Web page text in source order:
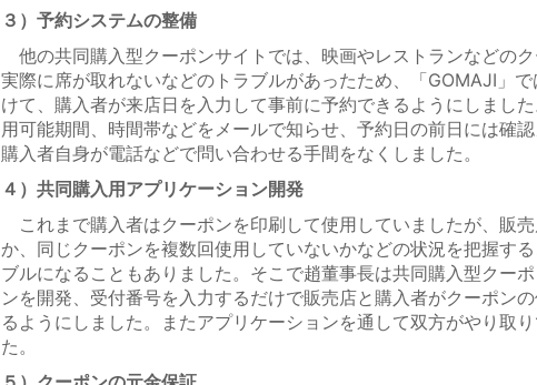
３）予約システムの整備
他の共同購入型クーポンサイトでは、映画やレストランなどの
実際に席が取れないなどのトラブルがあったため、「GOMAJI」
けて、購入者が来店日を入力して事前に予約できるようにしまし
用可能期間、時間帯などをメールで知らせ、予約日の前日には確
購入者自身が電話などで問い合わせる手間をなくしました。
４）共同購入用アプリケーション開発
これまで購入者はクーポンを印刷して使用していましたが、販
か、同じクーポンを複数回使用していないかなどの状況を把握す
ブルになることもありました。そこで趙董事長は共同購入型クー
ンを開発、受付番号を入力するだけで販売店と購入者がクーポン
るようにしました。またアプリケーションを通して双方がやり取
た。